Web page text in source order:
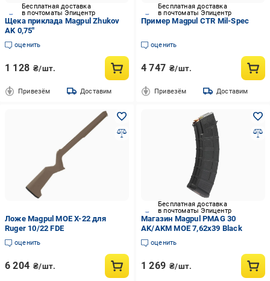
Бесплатная доставка
в почтоматы Эпицентр
Щека приклада Magpul Zhukov
AK 0,75"
оценить
1 128 ₴/шт.
Привезём Доставим
Бесплатная доставка
в почтоматы Эпицентр
Пример Magpul CTR Mil-Spec
оценить
4 747 ₴/шт.
Привезём Доставим
Ложе Magpul MOE X-22 для
Ruger 10/22 FDE
оценить
6 204 ₴/шт.
Бесплатная доставка
в почтоматы Эпицентр
Магазин Magpul PMAG 30
AK/AKM MOE 7,62x39 Black
оценить
1 269 ₴/шт.